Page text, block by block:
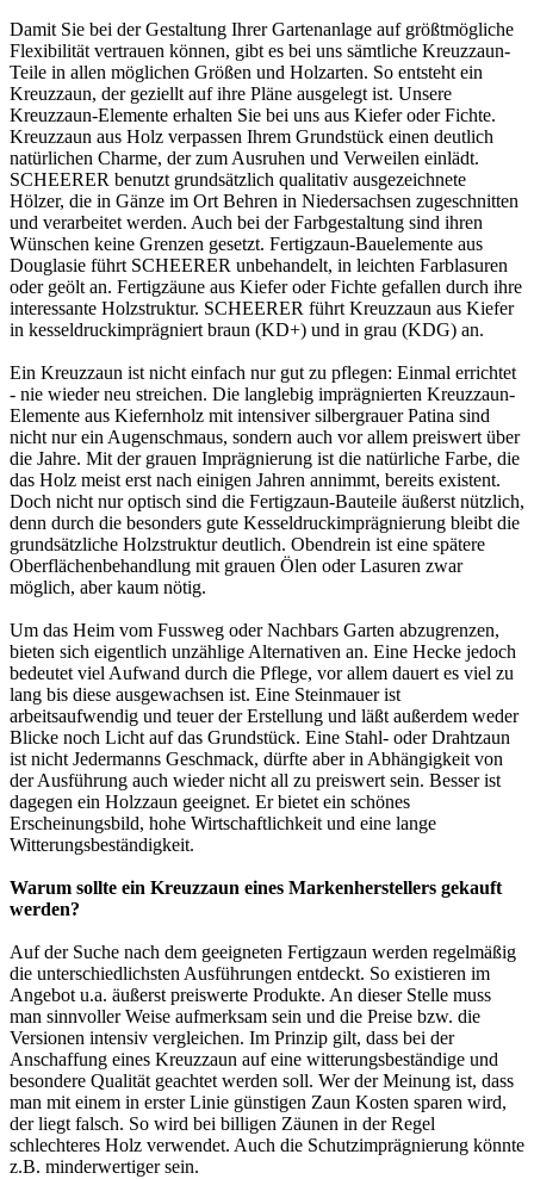
Damit Sie bei der Gestaltung Ihrer Gartenanlage auf größtmögliche
Flexibilität vertrauen können, gibt es bei uns sämtliche Kreuzzaun-
Teile in allen möglichen Größen und Holzarten. So entsteht ein
Kreuzzaun, der geziellt auf ihre Pläne ausgelegt ist. Unsere
Kreuzzaun-Elemente erhalten Sie bei uns aus Kiefer oder Fichte.
Kreuzzaun aus Holz verpassen Ihrem Grundstück einen deutlich
natürlichen Charme, der zum Ausruhen und Verweilen einlädt.
SCHEERER benutzt grundsätzlich qualitativ ausgezeichnete
Hölzer, die in Gänze im Ort Behren in Niedersachsen zugeschnitten
und verarbeitet werden. Auch bei der Farbgestaltung sind ihren
Wünschen keine Grenzen gesetzt. Fertigzaun-Bauelemente aus
Douglasie führt SCHEERER unbehandelt, in leichten Farblasuren
oder geölt an. Fertigzäune aus Kiefer oder Fichte gefallen durch ihre
interessante Holzstruktur. SCHEERER führt Kreuzzaun aus Kiefer
in kesseldruckimprägniert braun (KD+) und in grau (KDG) an.
Ein Kreuzzaun ist nicht einfach nur gut zu pflegen: Einmal errichtet
- nie wieder neu streichen. Die langlebig imprägnierten Kreuzzaun-
Elemente aus Kiefernholz mit intensiver silbergrauer Patina sind
nicht nur ein Augenschmaus, sondern auch vor allem preiswert über
die Jahre. Mit der grauen Imprägnierung ist die natürliche Farbe, die
das Holz meist erst nach einigen Jahren annimmt, bereits existent.
Doch nicht nur optisch sind die Fertigzaun-Bauteile äußerst nützlich,
denn durch die besonders gute Kesseldruckimprägnierung bleibt die
grundsätzliche Holzstruktur deutlich. Obendrein ist eine spätere
Oberflächenbehandlung mit grauen Ölen oder Lasuren zwar
möglich, aber kaum nötig.
Um das Heim vom Fussweg oder Nachbars Garten abzugrenzen,
bieten sich eigentlich unzählige Alternativen an. Eine Hecke jedoch
bedeutet viel Aufwand durch die Pflege, vor allem dauert es viel zu
lang bis diese ausgewachsen ist. Eine Steinmauer ist
arbeitsaufwendig und teuer der Erstellung und läßt außerdem weder
Blicke noch Licht auf das Grundstück. Eine Stahl- oder Drahtzaun
ist nicht Jedermanns Geschmack, dürfte aber in Abhängigkeit von
der Ausführung auch wieder nicht all zu preiswert sein. Besser ist
dagegen ein Holzzaun geeignet. Er bietet ein schönes
Erscheinungsbild, hohe Wirtschaftlichkeit und eine lange
Witterungsbeständigkeit.
Warum sollte ein Kreuzzaun eines Markenherstellers gekauft
werden?
Auf der Suche nach dem geeigneten Fertigzaun werden regelmäßig
die unterschiedlichsten Ausführungen entdeckt. So existieren im
Angebot u.a. äußerst preiswerte Produkte. An dieser Stelle muss
man sinnvoller Weise aufmerksam sein und die Preise bzw. die
Versionen intensiv vergleichen. Im Prinzip gilt, dass bei der
Anschaffung eines Kreuzzaun auf eine witterungsbeständige und
besondere Qualität geachtet werden soll. Wer der Meinung ist, dass
man mit einem in erster Linie günstigen Zaun Kosten sparen wird,
der liegt falsch. So wird bei billigen Zäunen in der Regel
schlechteres Holz verwendet. Auch die Schutzimprägnierung könnte
z.B. minderwertiger sein.